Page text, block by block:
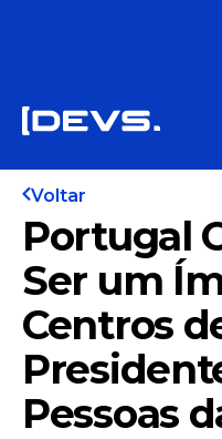
Voltar
Portugal
Ser um
Centros
Pessoas